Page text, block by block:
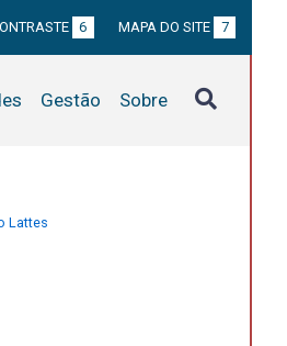
6 MAPA DO SITE 7
Gestão Sobre
Lattes